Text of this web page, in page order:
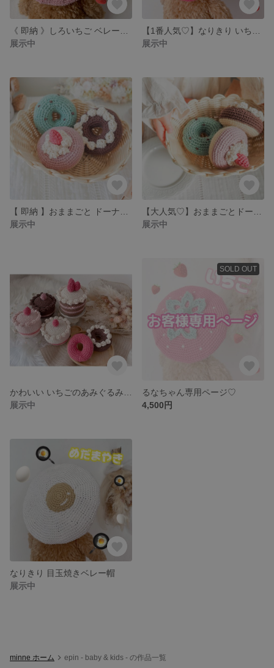
展示中
展示中
展示中
展示中
展示中
SOLD OUT
るなちゃん専用ページ♡
4,500円
なりきり 目玉焼きベレー帽
展示中
minne ホーム epin - baby & kids - の作品一覧